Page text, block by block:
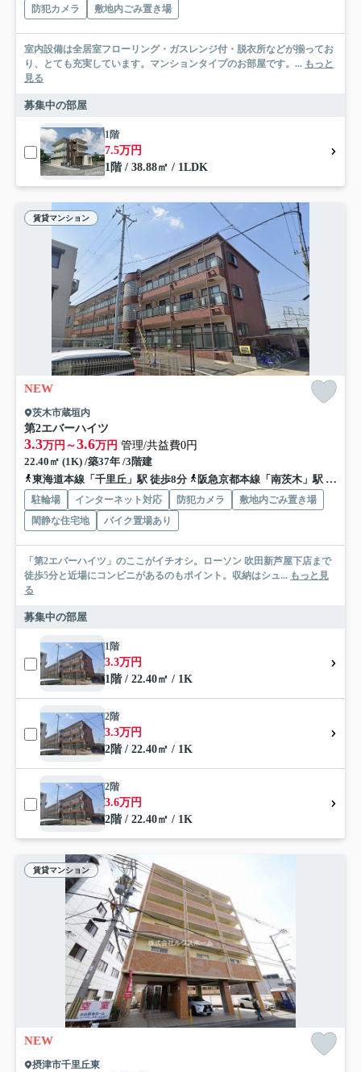
防犯カメラ
敷地内ごみ置き場
室内設備は全居室フローリング・ガスレンジ付・脱衣所などが揃ってお
り、とても充実しています。マンションタイプのお部屋です。... もっと
見る
募集中の部屋
1階
7.5万円
1階 / 38.88㎡ / 1LDK
賃貸マンション
NEW
茨木市蔵垣内
第2エバーハイツ
3.3万円～3.6万円 管理/共益費0円
22.40㎡ (1K) /築37年 /3階建
東海道本線「千里丘」駅 徒歩8分
阪急京都本線「南茨木」駅 徒歩15分
駐輪場 インターネット対応 防犯カメラ
敷地内ごみ置き場
閑静な住宅地
バイク置場あり
「第2エバーハイツ」のここがイチオシ。ローソン 吹田新芦屋下店まで
徒歩5分と近場にコンビニがあるのもポイント。収納はシュ... もっと見
る
募集中の部屋
1階
3.3万円
1階 / 22.40㎡ / 1K
2階
3.3万円
2階 / 22.40㎡ / 1K
2階
3.6万円
2階 / 22.40㎡ / 1K
賃貸マンション
NEW
摂津市千里丘東